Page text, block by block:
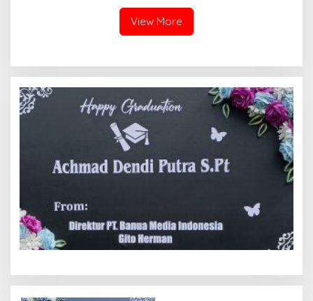
Jadi Tersangka Berharap
Bermodus Surat
Perdamaian dan Dugaan
Fitnah Terkait Tuduhan
Pemerasan Rp250 Juta
View More